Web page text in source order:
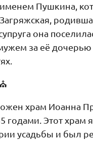
именем Пушкина,
она
за её дочерью
⛪
храм Иоанна
Этот храм
усадьбы и был